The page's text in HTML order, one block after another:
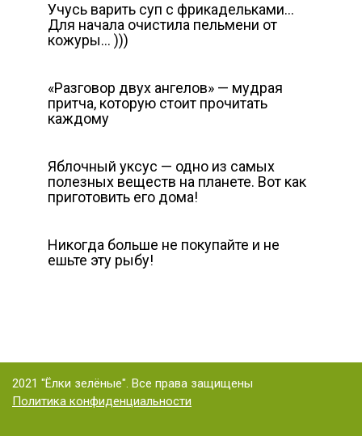
Учусь варить суп с фрикадельками…
Для начала очистила пельмени от
кожуры… )))
«Разговор двух ангелов» — мудрая
притча, которую стоит прочитать
каждому
Яблочный уксус — одно из самых
полезных веществ на планете. Вот как
приготовить его дома!
Никогда больше не покупайте и не
ешьте эту рыбу!
2021 "Ёлки зелёные". Все права защищены
Политика конфиденциальности